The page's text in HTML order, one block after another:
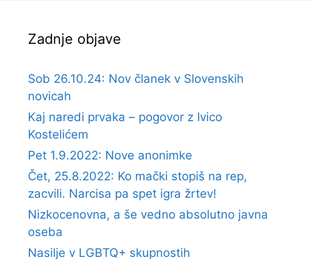
Zadnje objave
Sob 26.10.24: Nov članek v Slovenskih
novicah
Kaj naredi prvaka – pogovor z Ivico
Kostelićem
Pet 1.9.2022: Nove anonimke
Čet, 25.8.2022: Ko mački stopiš na rep,
zacvili. Narcisa pa spet igra žrtev!
Nizkocenovna, a še vedno absolutno javna
oseba
Nasilje v LGBTQ+ skupnostih